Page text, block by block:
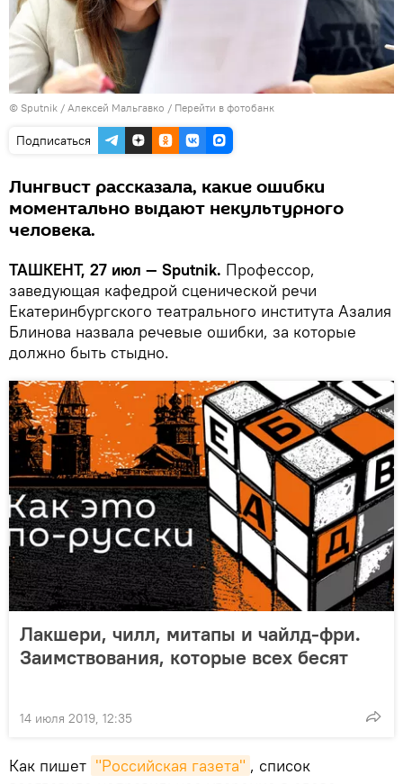
© Sputnik / Алексей Мальгавко / Перейти в фотобанк
Подписаться
Лингвист рассказала, какие ошибки
моментально выдают некультурного
человека.
ТАШКЕНТ, 27 июл — Sputnik. Профессор,
заведующая кафедрой сценической речи
Екатеринбургского театрального института Азалия
Блинова назвала речевые ошибки, за которые
должно быть стыдно.
Лакшери, чилл, митапы и чайлд-фри.
Заимствования, которые всех бесят
14 июля 2019, 12:35
Как пишет "Российская газета" , список